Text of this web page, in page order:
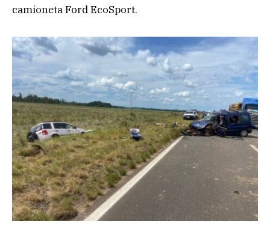
camioneta Ford EcoSport.